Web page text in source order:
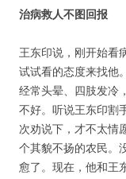
治病救人不图回报
王东印说，刚开始看
试试看的态度来找他
经常头晕、四肢发冷
不好。听说王东印割
次劝说下，才不太情
个其貌不扬的农民。
愈了。现在，他和王